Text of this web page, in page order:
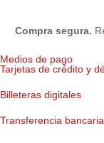
Compra segura.
Medios de pago
Tarjetas de crédito y
Billeteras digitales
Transferencia bancaria